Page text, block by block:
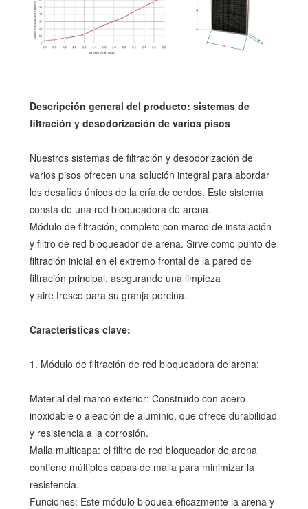
Descripción general del producto: sistemas de
filtración y desodorización de varios pisos
Nuestros sistemas de filtración y desodorización de
varios pisos ofrecen una solución integral para abordar
los desafíos únicos de la cría de cerdos. Este sistema
consta de una red bloqueadora de arena.
Módulo de filtración, completo con marco de instalación
y filtro de red bloqueador de arena. Sirve como punto de
filtración inicial en el extremo frontal de la pared de
filtración principal, asegurando una limpieza
y aire fresco para su granja porcina.
Características clave:
1. Módulo de filtración de red bloqueadora de arena:
Material del marco exterior: Construido con acero
inoxidable o aleación de aluminio, que ofrece durabilidad
y resistencia a la corrosión.
Malla multicapa: el filtro de red bloqueador de arena
contiene múltiples capas de malla para minimizar la
resistencia.
Funciones: Este módulo bloquea eficazmente la arena y